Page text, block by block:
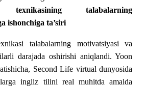
texnikasining talabalarning
ishonchiga ta’siri
talabalarning motivatsiyasi va
darajada oshirishi aniqlandi. Yoon
Second Life virtual dunyosida
ingliz tilini real muhitda amalda